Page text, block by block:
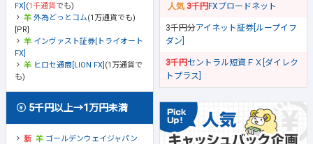
FX] (1千通貨でも)
外為どっとコム(1万通貨でも)
[PR]
インヴァスト証券[トライオート
FX]
ヒロセ通商[LION FX] (1万通貨で
も)
5千円以上→1万円未満
ゴールデンウェイジャパン
3千円FXブロードネット
3千円分アイネット証券[ループイフ
ダン]
3千円セントラル短資ＦＸ[ダイレク
トプラス]